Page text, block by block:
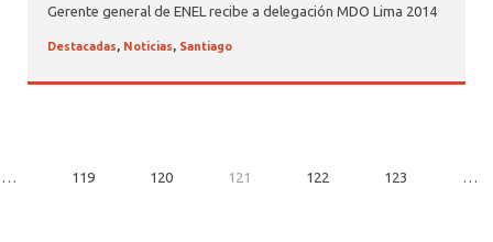
Gerente general de ENEL recibe a delegación MDO Lima 2014
Destacadas, Noticias, Santiago
119 120 121 122 123